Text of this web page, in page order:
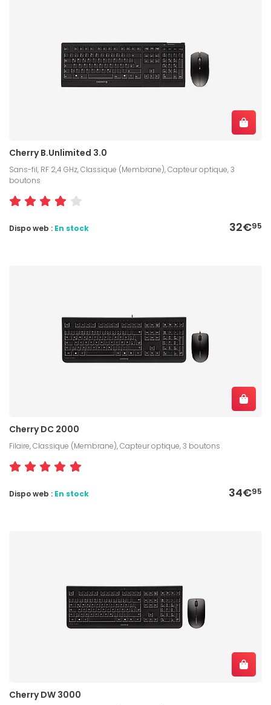
Cherry B.Unlimited 3.0
Sans-fil, RF 2,4 GHz, Classique (Membrane), Capteur optique, 3
boutons
32€95
Dispo web : En stock
Cherry DC 2000
Filaire, Classique (Membrane), Capteur optique, 3 boutons
34€95
Dispo web : En stock
Cherry DW 3000